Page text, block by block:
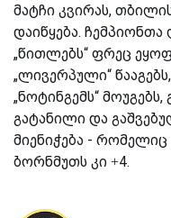
მატჩი კვირას,
დაიწყება.
„წითლებს“ ფრეც
„ლივერპული“
„ნოტინგემს“
გატანილი და
მიენიჭება -
ბორნმუთს კი +4.